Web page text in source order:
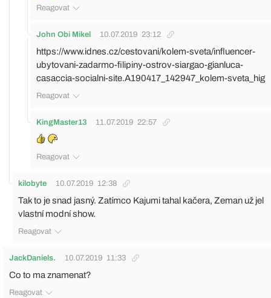
Reagovat
John Obi Mikel 10.07.2019 23:12
https://www.idnes.cz/cestovani/kolem-sveta/influencer-
ubytovani-zadarmo-filipiny-ostrov-siargao-gianluca-
casaccia-socialni-site.A190417_142947_kolem-sveta_hig
Reagovat
KingMaster13 11.07.2019 22:57
Reagovat
kilobyte 10.07.2019 12:38
Tak to je snad jasný. Zatímco Kajumi tahal kačera, Zeman už jel
vlastní modní show.
Reagovat
JackDaniels. 10.07.2019 11:33
Co to ma znamenat?
Reagovat